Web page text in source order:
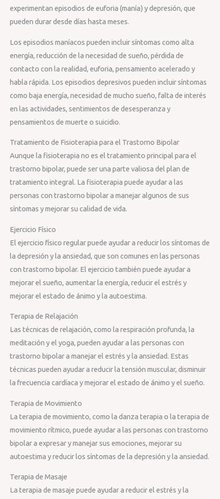
experimentan episodios de euforia (manía) y depresión, que
pueden durar desde días hasta meses.
Los episodios maníacos pueden incluir síntomas como alta
energía, reducción de la necesidad de sueño, pérdida de
contacto con la realidad, euforia, pensamiento acelerado y
habla rápida. Los episodios depresivos pueden incluir síntomas
como baja energía, necesidad de mucho sueño, falta de interés
en las actividades, sentimientos de desesperanza y
pensamientos de muerte o suicidio.
Tratamiento de Fisioterapia para el Trastorno Bipolar
Aunque la fisioterapia no es el tratamiento principal para el
trastorno bipolar, puede ser una parte valiosa del plan de
tratamiento integral. La fisioterapia puede ayudar a las
personas con trastorno bipolar a manejar algunos de sus
síntomas y mejorar su calidad de vida.
Ejercicio Físico
El ejercicio físico regular puede ayudar a reducir los síntomas de
la depresión y la ansiedad, que son comunes en las personas
con trastorno bipolar. El ejercicio también puede ayudar a
mejorar el sueño, aumentar la energía, reducir el estrés y
mejorar el estado de ánimo y la autoestima.
Terapia de Relajación
Las técnicas de relajación, como la respiración profunda, la
meditación y el yoga, pueden ayudar a las personas con
trastorno bipolar a manejar el estrés y la ansiedad. Estas
técnicas pueden ayudar a reducir la tensión muscular, disminuir
la frecuencia cardíaca y mejorar el estado de ánimo y el sueño.
Terapia de Movimiento
La terapia de movimiento, como la danza terapia o la terapia de
movimiento rítmico, puede ayudar a las personas con trastorno
bipolar a expresar y manejar sus emociones, mejorar su
autoestima y reducir los síntomas de la depresión y la ansiedad.
Terapia de Masaje
La terapia de masaje puede ayudar a reducir el estrés y la